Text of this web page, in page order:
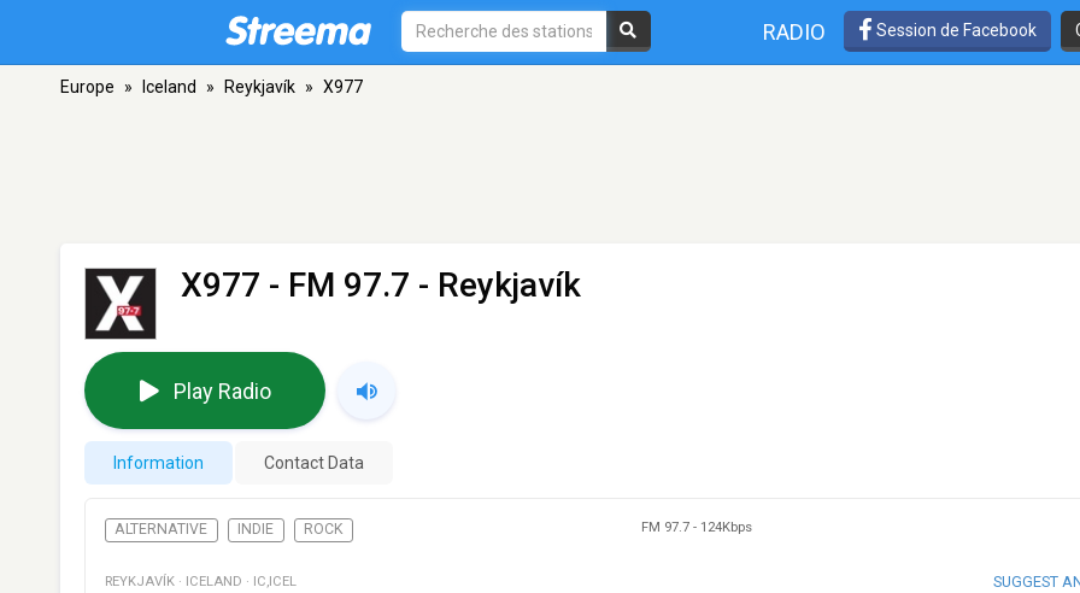
RADIO Session de Facebook
Europe » Iceland » Reykjavík » X977
X977 - FM 97.7 - Reykjavík
Play Radio
Information Contact Data
ALTERNATIVE INDIE ROCK FM 97.7 - 124Kbps
REYKJAVÍK · ICELAND · IC,ICEL SUGGEST